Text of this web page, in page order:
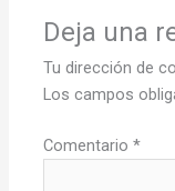
Deja una
Tu dirección de
Los campos
Comentario*